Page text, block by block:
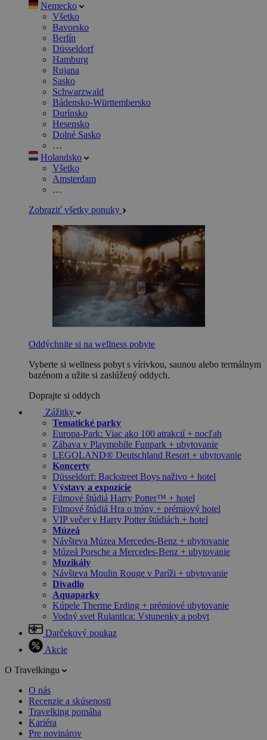
Nemecko
Všetko
Bavorsko
Berlín
Düsseldorf
Hamburg
Rujana
Sasko
Schwarzwald
Bádensko-Württembersko
Durínsko
Hesensko
Dolné Sasko
…
Holandsko
Všetko
Amsterdam
…
Zobraziť všetky ponuky
Oddýchnite si na wellness pobyte
Vyberte si wellness pobyt s vírivkou, saunou alebo termálnym
bazénom a užite si zaslúžený oddych.
Doprajte si oddych
Zážitky
Tematické parky
Europa-Park: Viac ako 100 atrakcií + nocľah
Zábava v Playmobile Funpark + ubytovanie
LEGOLAND® Deutschland Resort + ubytovanie
Koncerty
Düsseldorf: Backstreet Boys naživo + hotel
Výstavy a expozície
Filmové štúdiá Harry Potter™ + hotel
Filmové štúdiá Hra o tróny + prémiový hotel
VIP večer v Harry Potter štúdiách + hotel
Múzeá
Návšteva Múzea Mercedes-Benz + ubytovanie
Múzeá Porsche a Mercedes-Benz + ubytovanie
Muzikály
Návšteva Moulin Rouge v Paríži + ubytovanie
Divadlo
Aquaparky
Kúpele Therme Erding + prémiové ubytovanie
Vodný svet Rulantica: Vstupenky a pobyt
Darčekový poukaz
Akcie
O Travelkingu
O nás
Recenzie a skúsenosti
Travelking pomáha
Kariéra
Pre novinárov